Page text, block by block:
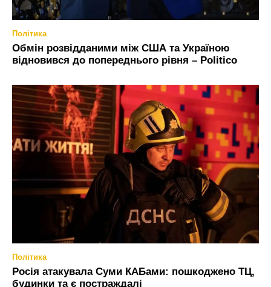
Політика
Обмін розвідданими між США та Україною
відновився до попереднього рівня – Politico
Політика
Росія атакувала Суми КАБами: пошкоджено ТЦ,
будинки та є постраждалі